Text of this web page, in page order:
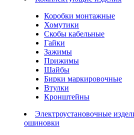
Коробки монтажные
Хомутики
Скобы кабельные
Гайки
Зажимы
Прижимы
Шайбы
Бирки маркировочные
Втулки
Кронштейны
Электроустановочные
ошиновки